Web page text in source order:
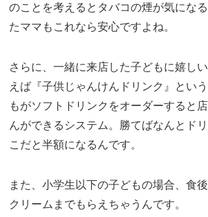
のことを考えるとタバコの煙が気にな
たママもこれなら安心ですよね。
さらに、一緒に来店した子どもに嬉し
えば『子供じゃんけんドリンク』とい
もがソフトドリンクをオーダーすると
んができるシステム。勝てばなんとド
こだと半額になるんです。
また、小学生以下の子どもの場合、食
クリームまでもらえちゃうんです。